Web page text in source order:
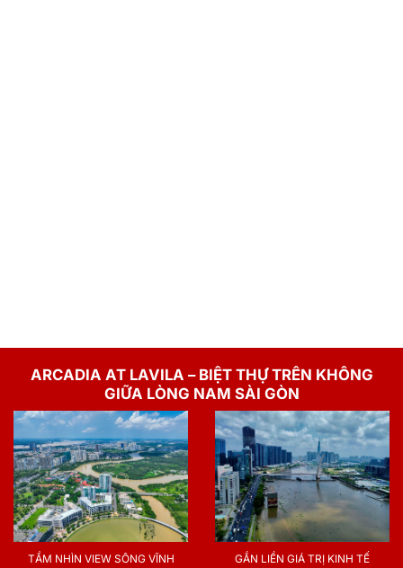
ARCADIA AT LAVILA – BIỆT THỰ TRÊN KHÔNG
GIỮA LÒNG NAM SÀI GÒN
TẦM NHÌN VIEW SÔNG VĨNH
GẮN LIỀN GIÁ TRỊ KINH TẾ